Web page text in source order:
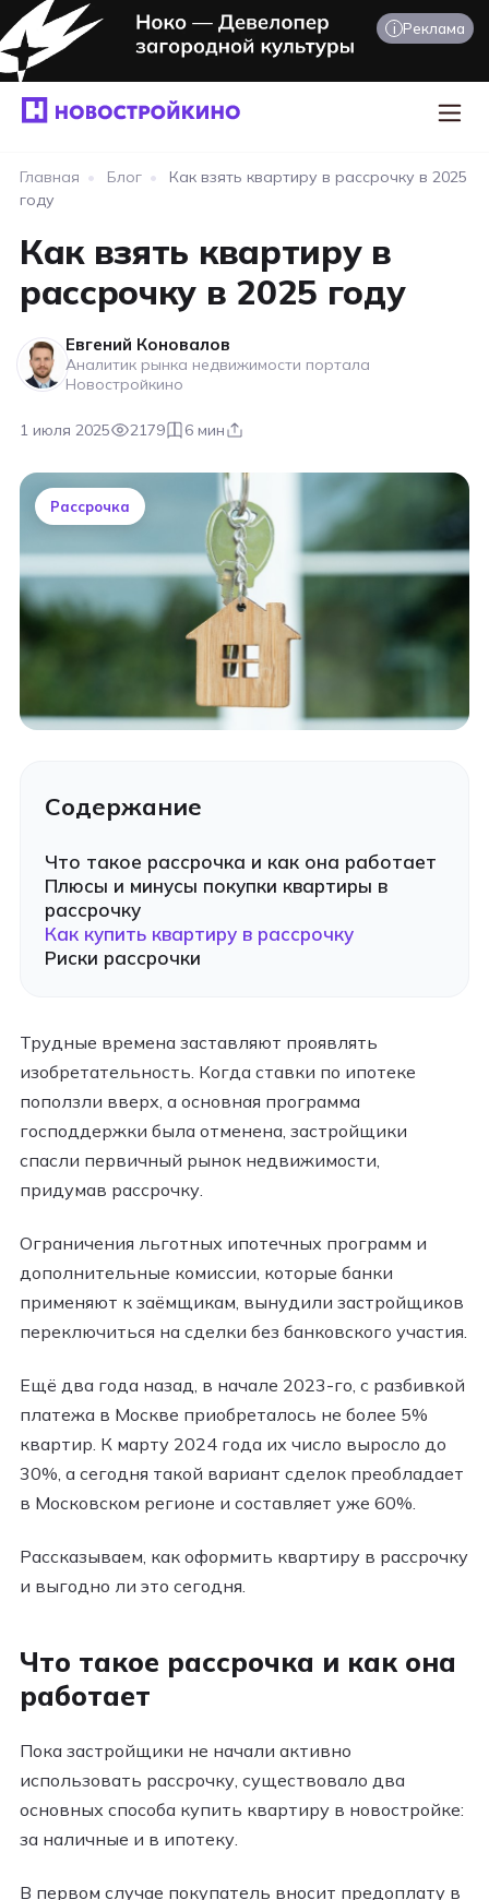
i Реклама
Главная • Блог •
Как взять квартиру в рассрочку в 2025
году
Как взять квартиру в
рассрочку в 2025 году
Евгений Коновалов
Аналитик рынка недвижимости портала
Новостройкино
1 июля 2025 2179 6 мин
Рассрочка
Содержание
Что такое рассрочка и как она работает
Плюсы и минусы покупки квартиры в
рассрочку
Как купить квартиру в рассрочку
Риски рассрочки
Трудные времена заставляют проявлять
изобретательность. Когда ставки по ипотеке
поползли вверх, а основная программа
господдержки была отменена, застройщики
спасли первичный рынок недвижимости,
придумав рассрочку.
Ограничения льготных ипотечных программ и
дополнительные комиссии, которые банки
применяют к заёмщикам, вынудили застройщиков
переключиться на сделки без банковского участия.
Ещё два года назад, в начале 2023-го, с разбивкой
платежа в Москве приобреталось не более 5%
квартир. К марту 2024 года их число выросло до
30%, а сегодня такой вариант сделок преобладает
в Московском регионе и составляет уже 60%.
Рассказываем, как оформить квартиру в рассрочку
и выгодно ли это сегодня.
Что такое рассрочка и как она
работает
Пока застройщики не начали активно
использовать рассрочку, существовало два
основных способа купить квартиру в новостройке:
за наличные и в ипотеку.
В первом случае покупатель вносит предоплату в